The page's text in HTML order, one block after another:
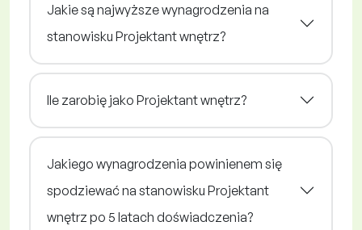
Jakie są najwyższe wynagrodzenia na
stanowisku Projektant wnętrz?
Ile zarobię jako Projektant wnętrz?
Jakiego wynagrodzenia powinienem się
spodziewać na stanowisku Projektant
wnętrz po 5 latach doświadczenia?